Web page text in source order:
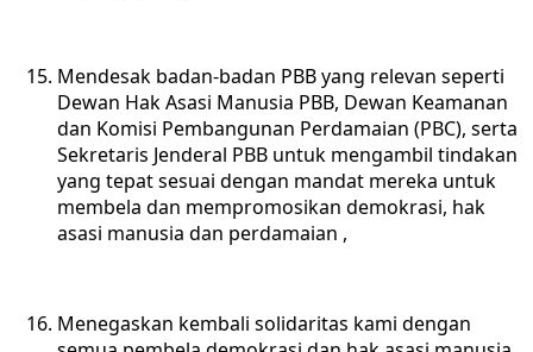
Mendesak badan-badan PBB yang relevan seperti
Dewan Hak Asasi Manusia PBB, Dewan Keamanan
dan Komisi Pembangunan Perdamaian (PBC), serta
Sekretaris Jenderal PBB untuk mengambil tindakan
yang tepat sesuai dengan mandat mereka untuk
membela dan mempromosikan demokrasi, hak
asasi manusia dan perdamaian ,
Menegaskan kembali solidaritas kami dengan